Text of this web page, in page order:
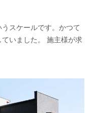
スケールです。かつて
いました。 施主様が求